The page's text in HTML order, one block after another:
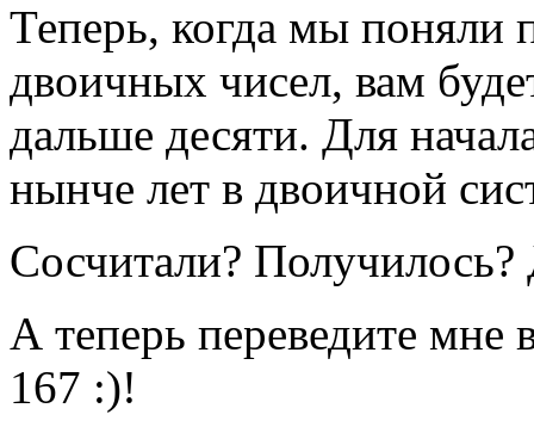
Теперь, когда мы
двоичных чисел, вам
дальше десяти. Для
нынче лет в двоичной
Сосчитали? Получилось?
А теперь переведите
167 :)!